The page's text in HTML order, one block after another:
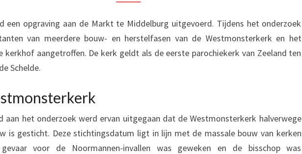
VAN
DE
SCHELDE
een opgraving aan de Markt te Middelburg uitgevoerd. Tijdens het onderzoek
van meerdere bouw- en herstelfasen van de Westmonsterkerk en het
kerkhof aangetroffen. De kerk geldt als de eerste parochiekerk van Zeeland ten
Schelde.
aan het onderzoek werd ervan uitgegaan dat de Westmonsterkerk halverwege
is gesticht. Deze stichtingsdatum ligt in lijn met de massale bouw van kerken
voor de Noormannen-invallen was geweken en de bisschop was